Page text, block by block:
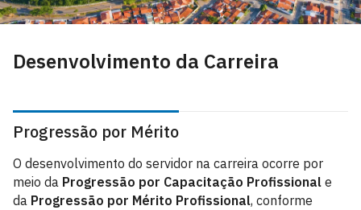
Desenvolvimento da Carreira
Progressão por Mérito
O desenvolvimento do servidor na carreira ocorre por
meio da Progressão por Capacitação Profissional e
da Progressão por Mérito Profissional, conforme